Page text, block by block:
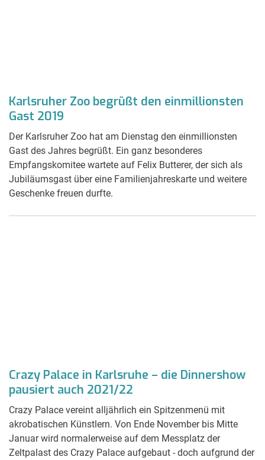
Karlsruher Zoo begrüßt den einmillionsten
Gast 2019
Der Karlsruher Zoo hat am Dienstag den einmillionsten
Gast des Jahres begrüßt. Ein ganz besonderes
Empfangskomitee wartete auf Felix Butterer, der sich als
Jubiläumsgast über eine Familienjahreskarte und weitere
Geschenke freuen durfte.
Crazy Palace in Karlsruhe – die Dinnershow
pausiert auch 2021/22
Crazy Palace vereint alljährlich ein Spitzenmenü mit
akrobatischen Künstlern. Von Ende November bis Mitte
Januar wird normalerweise auf dem Messplatz der
Zeltpalast des Crazy Palace aufgebaut - doch aufgrund der